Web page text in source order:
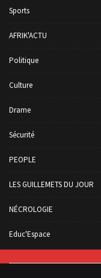
Sports
AFRIK'ACTU
Politique
Culture
Drame
Sécurité
PEOPLE
LES GUILLEMETS DU JOUR
NÉCROLOGIE
Educ'Espace